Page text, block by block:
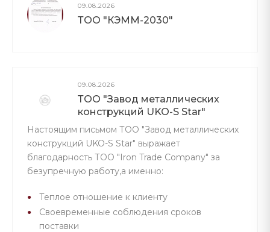
09.08.2026
ТОО "КЭММ-2030"
09.08.2026
ТОО "Завод металлических
конструкций UKO-S Star"
Настоящим письмом ТОО "Завод металлических
конструкций UKO-S Star" выражает
благодарность ТОО "Iron Trade Company" за
безупречную работу,а именно:
Теплое отношение к клиенту
Своевременные соблюдения сроков
поставки